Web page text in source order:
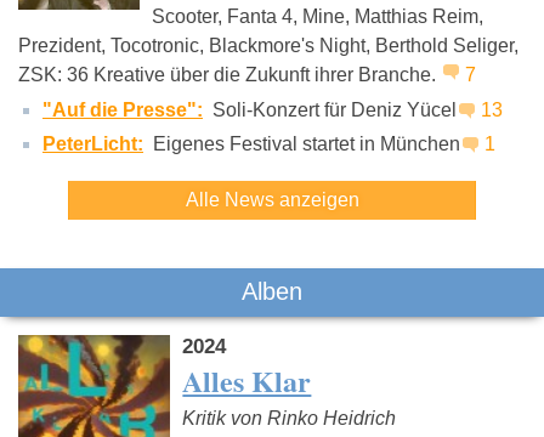
Scooter, Fanta 4, Mine, Matthias Reim,
Prezident, Tocotronic, Blackmore's Night, Berthold Seliger,
ZSK: 36 Kreative über die Zukunft ihrer Branche.
7
"Auf die Presse": Soli-Konzert für Deniz Yücel
13
PeterLicht:
Eigenes Festival startet in München 1
Alle News anzeigen
Alben
2024
Alles Klar
Kritik von Rinko Heidrich